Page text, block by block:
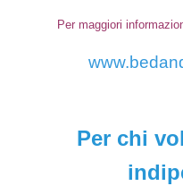
Per maggiori
Per chi